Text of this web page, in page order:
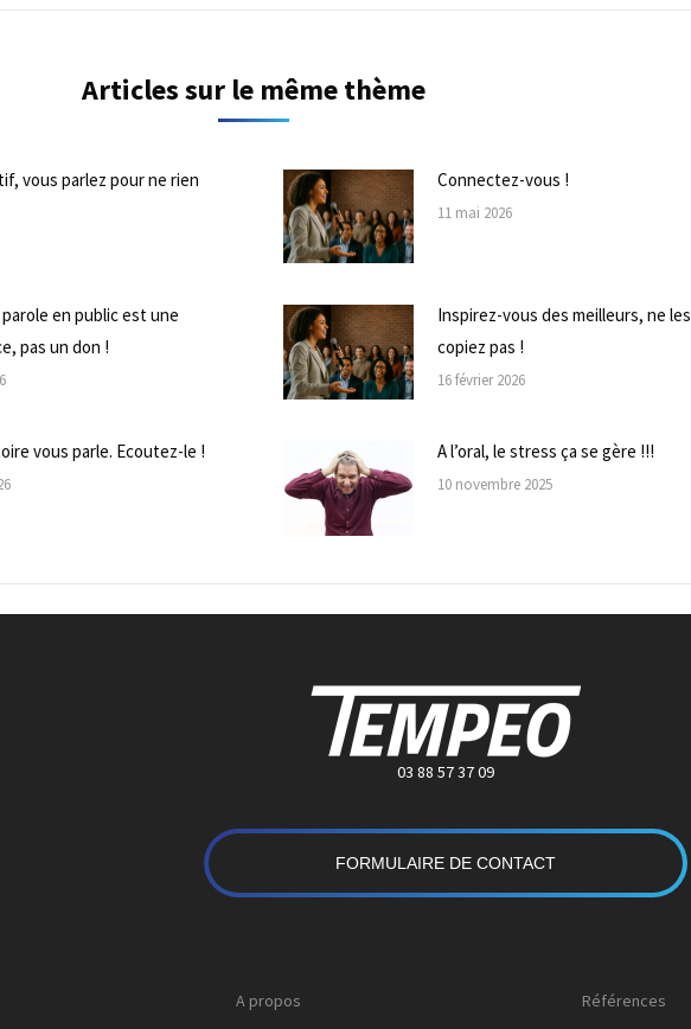
Articles sur le même thème
vous parlez pour ne rien
Connectez-vous !
11 mai 2026
en public est une
pas un don !
Inspirez-vous des meilleurs, ne les
copiez pas !
16 février 2026
vous parle. Ecoutez-le ! A l’oral, le stress ça se gère !!!
10 novembre 2025
03 88 57 37 09
FORMULAIRE DE CONTACT
A propos Références